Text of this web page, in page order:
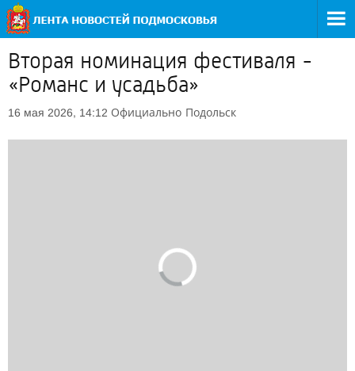
Вторая номинация фестиваля -
«Романс и усадьба»
16 мая 2026, 14:12 Официально Подольск